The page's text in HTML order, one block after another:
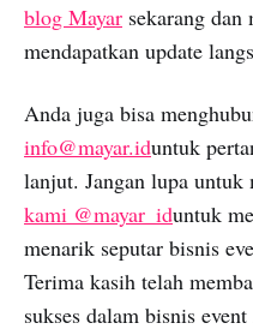
blog Mayar sekarang
mendapatkan update
Anda juga bisa
info@mayar.iduntuk
lanjut. Jangan lupa untuk
kami @mayar_iduntuk
menarik seputar bisnis
Terima kasih telah
sukses dalam bisnis